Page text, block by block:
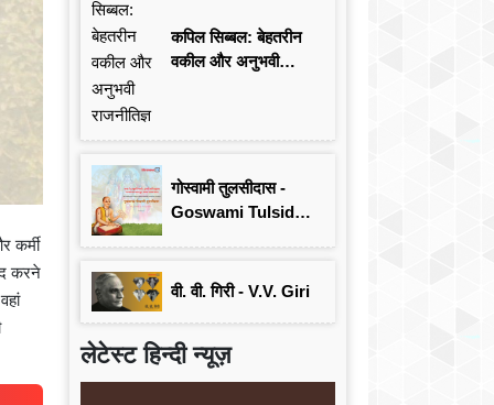
कर्मी
करने
कपिल सिब्बल: बेहतरीन
वकील और अनुभवी
गोस्वामी तुलसीदास -
Goswami Tulsidas:
वी. वी. गिरी - V.V. Giri
लेटेस्ट हिन्दी न्यूज़